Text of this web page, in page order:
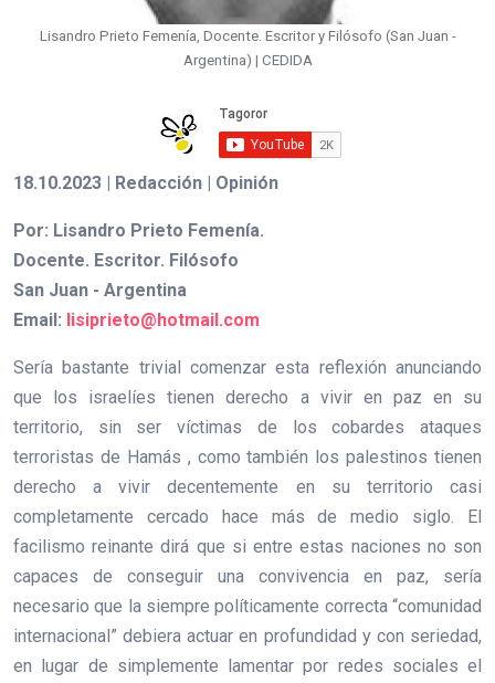
Lisandro Prieto Femenía, Docente. Escritor y Filósofo (San Juan -
Argentina) | CEDIDA
18.10.2023 | Redacción | Opinión
Por: Lisandro Prieto Femenía.
Docente. Escritor. Filósofo
San Juan - Argentina
Email: lisiprieto@hotmail.com
Sería bastante trivial comenzar esta reflexión anunciando
que los israelíes tienen derecho a vivir en paz en su
territorio, sin ser víctimas de los cobardes ataques
terroristas de Hamás , como también los palestinos tienen
derecho a vivir decentemente en su territorio casi
completamente cercado hace más de medio siglo. El
facilismo reinante dirá que si entre estas naciones no son
capaces de conseguir una convivencia en paz, sería
necesario que la siempre políticamente correcta “comunidad
internacional” debiera actuar en profundidad y con seriedad,
en lugar de simplemente lamentar por redes sociales el